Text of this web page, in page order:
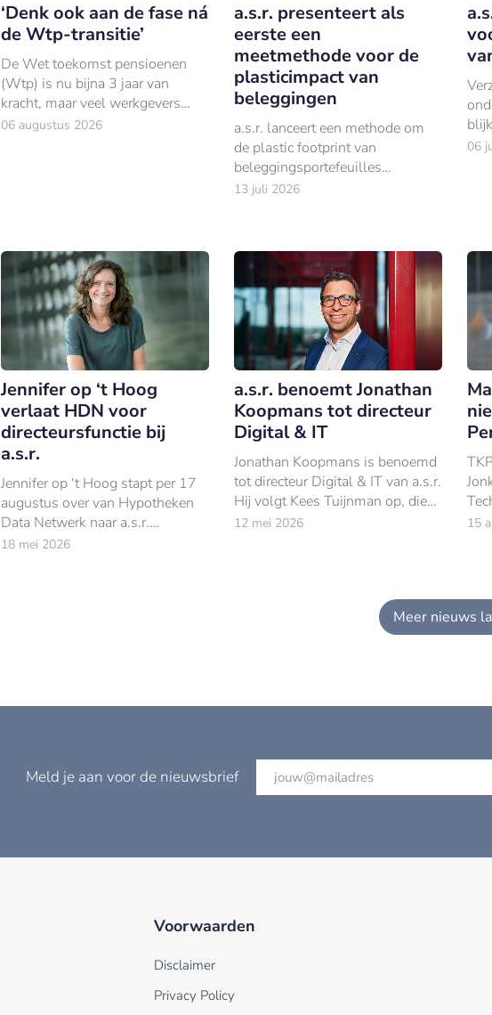
‘Denk ook aan de fase ná
de Wtp-transitie’
De Wet toekomst pensioenen
(Wtp) is nu bijna 3 jaar van
kracht, maar veel werkgevers
moeten nog overstappen. Folkert
06 augustus 2026
a.s.r. presenteert als
eerste een
meetmethode voor de
plasticimpact van
beleggingen
a.s.r. lanceert een methode om
de plastic footprint van
beleggingsportefeuilles
inzichtelijk te maken, naar eigen
13 juli 2026
06
Jennifer op ‘t Hoog
verlaat HDN voor
directeursfunctie bij
a.s.r.
Jennifer op ‘t Hoog stapt per 17
augustus over van Hypotheken
Data Netwerk naar a.s.r.
verzekeringen, waar zij directeur
18 mei 2026
a.s.r. benoemt Jonathan
Koopmans tot directeur
Digital & IT
Jonathan Koopmans is benoemd
tot directeur Digital & IT van a.s.r.
Hij volgt Kees Tuijnman op, die
afscheid neemt van het bedrijf.
12 mei 2026 15
Meer nieuws
Meld je aan voor de nieuwsbrief
Voorwaarden
Disclaimer
Privacy Policy